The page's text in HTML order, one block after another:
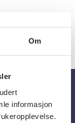
Om
informasjon